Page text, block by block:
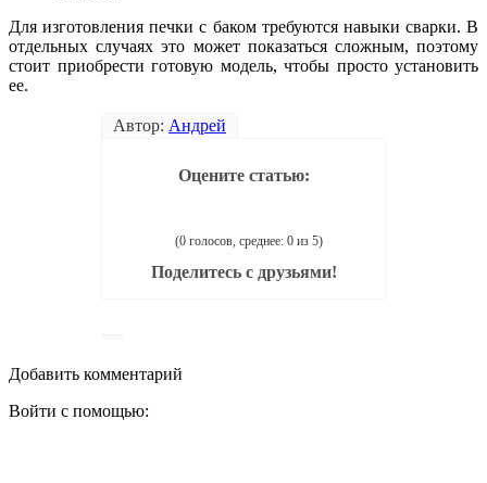
Для изготовления печки с баком требуются навыки сварки. В
отдельных случаях это может показаться сложным, поэтому
стоит приобрести готовую модель, чтобы просто установить
ее.
Автор: Андрей
Оцените статью:
(0 голосов, среднее: 0 из 5)
Поделитесь с друзьями!
Добавить комментарий
Войти с помощью: